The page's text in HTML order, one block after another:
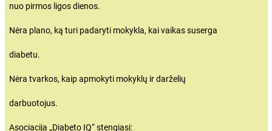
nuo pirmos ligos dienos.
Nėra plano, ką turi padaryti mokykla, kai vaikas suserga
diabetu.
Nėra tvarkos, kaip apmokyti mokyklų ir darželių
darbuotojus.
Asociacija „Diabeto IQ“ stengiasi: